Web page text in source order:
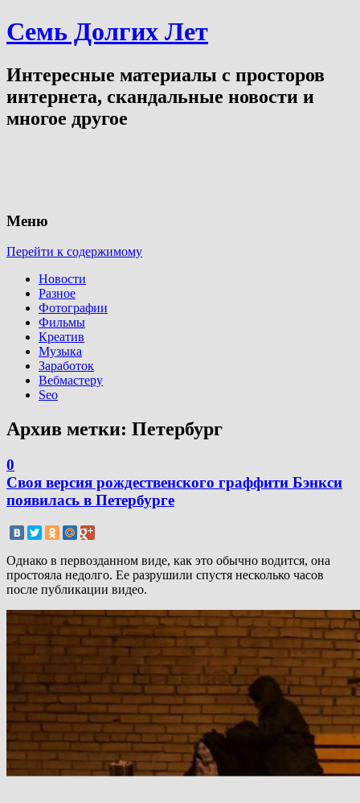
Семь Долгих Лет
Интересные материалы с просторов
интернета, скандальные новости и
многое другое
Меню
Перейти к содержимому
Новости
Разное
Фотографии
Фильмы
Креатив
Музыка
Заработок
Вебмастеру
Seo
Архив метки: Петербург
0
Своя версия рождественского граффити Бэнкси
появилась в Петербурге
Однако в первозданном виде, как это обычно водится, она
простояла недолго. Ее разрушили спустя несколько часов
после публикации видео.